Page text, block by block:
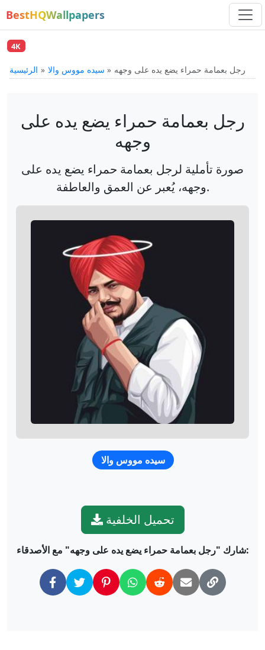
BestHQWallpapers
4K
الرئيسية سيده مووس والا رجل بعمامة حمراء يضع يده على وجهه
رجل بعمامة حمراء يضع يده على
وجهه
صورة تأملية لرجل بعمامة حمراء يضع يده على
وجهه، يُعبر عن العمق والعاطفة.
سيده مووس والا
تحميل الخلفية
شارك "رجل بعمامة حمراء يضع يده على وجهه" مع الأصدقاء: